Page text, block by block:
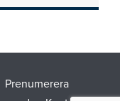
Prenumerera